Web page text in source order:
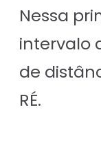
Nessa
intervalo
de
RÉ.